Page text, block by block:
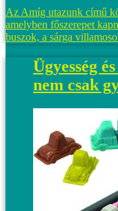
Az Amíg utazunk című
amelyben főszerepet
buszok, a sárga
Ügyesség
nem csak